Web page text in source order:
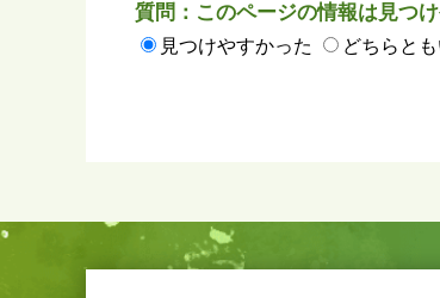
質問：このページの情報は見つ
見つけやすかった どちらと